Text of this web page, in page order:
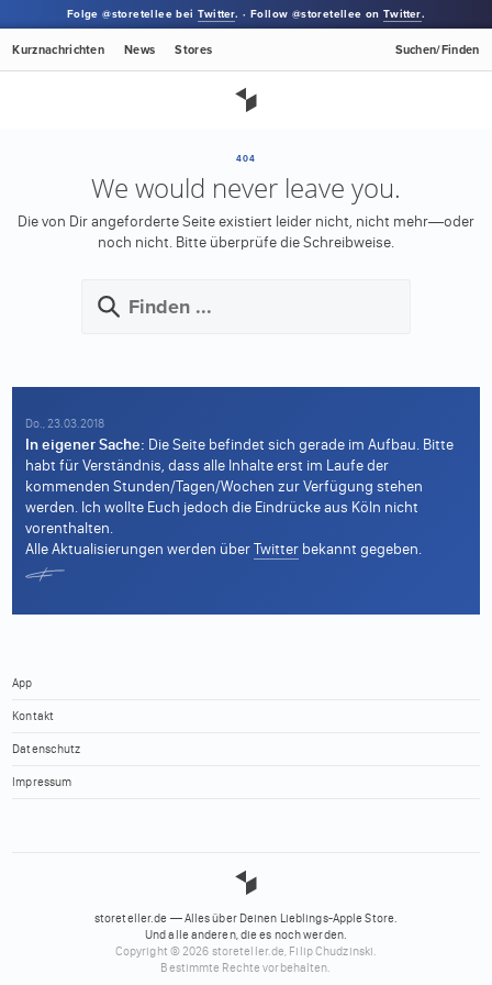
Folge @storetellee beiTwitter. · Follow @storetellee onTwitter.
Kurznachrichten News Stores Suchen/Finden
404
We would never leave you.
Die von Dir angeforderte Seite existiert leider nicht, nicht mehr—oder
noch nicht. Bitte überprüfe die Schreibweise.
Do., 23.03.2018
In eigener Sache: Die Seite befindet sich gerade im Aufbau. Bitte
habt für Verständnis, dass alle Inhalte erst im Laufe der
kommenden Stunden/Tagen/Wochen zur Verfügung stehen
werden. Ich wollte Euch jedoch die Eindrücke aus Köln nicht
vorenthalten.
Alle Aktualisierungen werden überTwitter bekannt gegeben.
App
Kontakt
Datenschutz
Impressum
storeteller.de — Alles über Deinen Lieblings-Apple Store.
Und alle anderen, die es noch werden.
Copyright © 2026 storeteller.de, Filip Chudzinski.
Bestimmte Rechte vorbehalten.